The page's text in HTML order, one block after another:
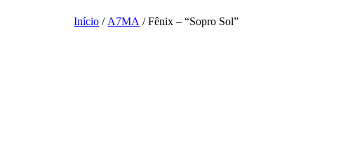
Início / A7MA / Fênix – “Sopro Sol”